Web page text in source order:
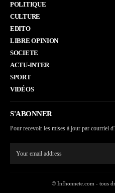
POLITIQUE
CULTURE
EDITO
LIBRE OPINION
SOCIETE
ACTU-INTER
SPORT
VIDÉOS
S'ABONNER
Pour recevoir les mises à jour par courriel
© Infhonnete.com - tous